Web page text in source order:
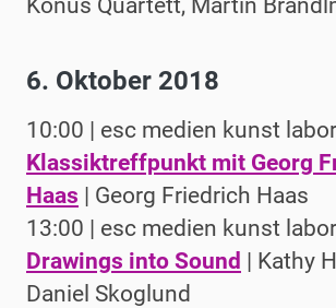
Konus Quartett, Martin
6. Oktober 2018
10:00 | esc medien kunst
Klassiktreffpunkt mit Georg
Haas | Georg Friedrich Haas
13:00 | esc medien kunst
Drawings into Sound | Kathy
Daniel Skoglund